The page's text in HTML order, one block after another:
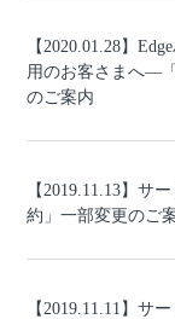
【2020.01.28】
用のお客さまへ―
のご案内
【2019.11.13】サ
約」一部変更のご
【2019.11.11】サ